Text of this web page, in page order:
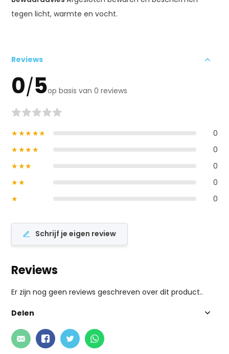
tegen licht, warmte en vocht.
Reviews
0/5op basis van 0 reviews
★★★★★
0
★★★★
0
★★★
0
★★
0
★
0
Schrijf je eigen review
Reviews
Er zijn nog geen reviews geschreven over dit product..
Delen